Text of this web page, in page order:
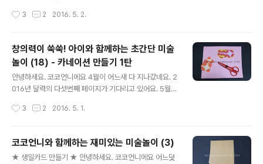
테이프도 준비해주세요. 그리고 바구니로 쓰일 상자도 혹
고급진 느낌의 카드를 만들어볼거예요. 요녀석은 딱 봤을
이션 한다발을 선물받은것과 비슷한 느낌이 들거라 확신합
니당 ㅋㅋ 벽에 걸어놓을수도 있는 액자스타일이고요 기대
한아름 안고 코코언니의 재미있는 미술놀이 시작♬ 카네이
션 만들기 2탄▼우선 예쁜 꽃이 되어줄 빨강, 분홍 색지 그
리고 꽃다발이 되어줄 보라색 색지, 카드틀이 되어줄 흐린
공 모양펀치. 모양펀치는 꽃모양 느낌이 나는 것만 몇개 골
3 2 2016. 5. 2.
창의력이 쑥쑥! 아이와 함께하는 초간단 미술
놀이 (18) - 카네이션 만들기 1탄
안녕하세요. 코코언니에요 4월이 어느새 다 지나갔네요. 2
016년 달력의 다섯번째 페이지가 기다리고 있어요. 5월은
'날'들의 연속이에요. 그래서 코코언니가 준비했습니다! 어
죠?! ㅋ 오늘은 그 시작을 알리는 종이접기로 만든 카네이
션카드~ 두둥! 간만에 손 좀 풀고 ㅋㅋ 지금부터 렛츠꼬우^
O^ 카네이션 만들기 1탄 ▼카드 기본틀이 되어줄 색지와
3 2 2016. 5. 1.
코코언니와 함께하는 재미있는 미술놀이 (3)
★ 생일카드 만들기 ★ 안녕하세요. 코코언니에요 어느덧